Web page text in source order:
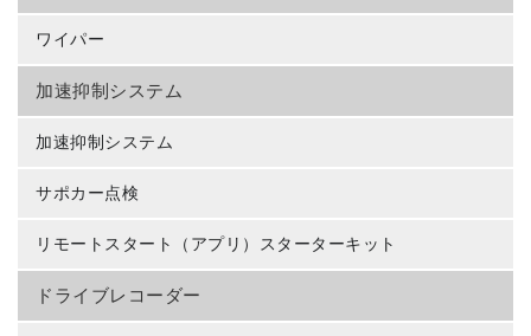
ワイパー
加速抑制システム
加速抑制システム
サポカー点検
リモートスタート（アプリ）スターターキット
ドライブレコーダー